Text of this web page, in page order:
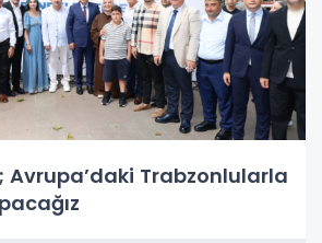
Avrupa’daki Trabzonlularla